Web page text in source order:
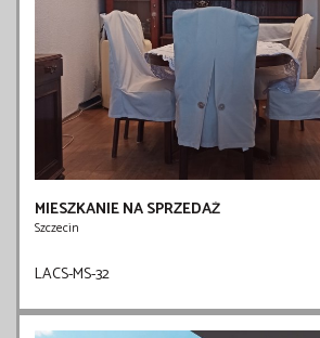
MIESZKANIE NA SPRZEDAŻ
Szczecin
LACS-MS-32